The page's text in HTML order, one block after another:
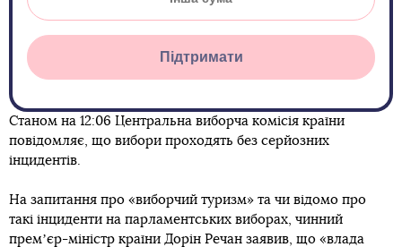
Підтримати
Станом на 12:06 Центральна виборча комісія країни
повідомляє, що вибори проходять без серйозних
інцидентів.
На запитання про «виборчий туризм» та чи відомо про
такі інциденти на парламентських виборах, чинний
премʼєр-міністр країни Дорін Речан заявив, що «влада